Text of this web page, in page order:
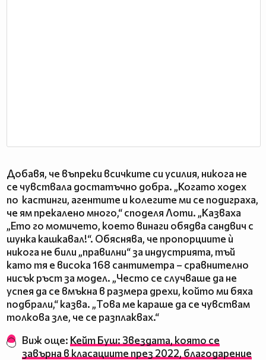
Добавя, че въпреки всичките си усилия, никога не
се чувствала достатъчно добра. „Когато ходех
по кастинги, агентите и колегите ми се подиграха,
че ям прекалено много,“ споделя Лоти. „Казваха
„Ето го момичето, което винаги обядва сандвич с
шунка кашкавал!“. Обяснява, че пропорциите ѝ
никога не били „правилни“ за индустрията, тъй
като тя е висока 168 сантиметра – сравнително
нисък ръст за модел. „Често се случваше да не
успея да се вмъкна в размера дрехи, който ми бяха
подбрали,“ казва. „Това ме караше да се чувствам
толкова зле, че се разплаквах.“
Виж още: Кейт Буш: Звездата, която се
завърна в класациите през 2022, благодарение